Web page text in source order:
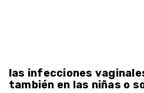
las infecciones
también en las niñas o